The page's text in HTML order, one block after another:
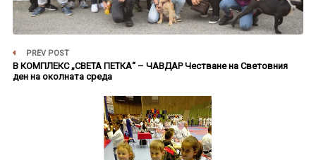
PREV POST
В КОМПЛЕКС „СВЕТА ПЕТКА“ – ЧАВДАР Честване на Световния
ден на околната среда